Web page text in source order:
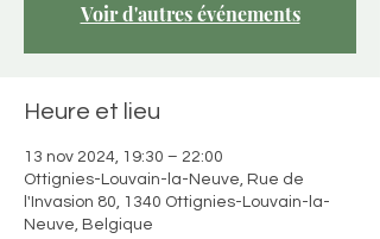
Voir d'autres événements
Heure et lieu
13 nov 2024, 19:30 – 22:00
Ottignies-Louvain-la-Neuve, Rue de
l'Invasion 80, 1340 Ottignies-Louvain-la-
Neuve, Belgique